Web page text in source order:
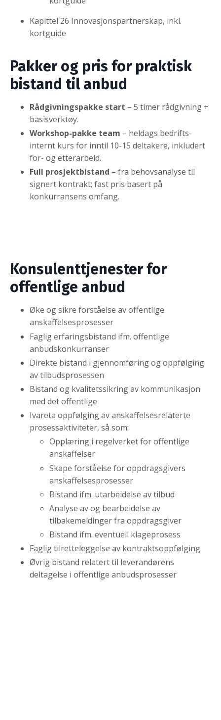
Kapittel 26 Innovasjonspartnerskap, inkl.
kortguide
Pakker og pris for praktisk
bistand til anbud
Rådgivningspakke start – 5 timer rådgivning +
basisverktøy.
Workshop-pakke team – heldags bedrifts­
internt kurs for inntil 10-15 deltakere, inkludert
for- og etterarbeid.
Full prosjektbistand – fra behovsanalyse til
signert kontrakt; fast pris basert på
konkurransens omfang.
Konsulenttjenester for
offentlige anbud
Øke og sikre forståelse av offentlige
anskaffelsesprosesser
Faglig erfaringsbistand ifm. offentlige
anbudskonkurranser
Direkte bistand i gjennomføring og oppfølging
av tilbudsprosessen
Bistand og kvalitetssikring av kommunikasjon
med det offentlige
Ivareta oppfølging av anskaffelsesrelaterte
prosessaktiviteter, så som:
Opplæring i regelverket for offentlige
anskaffelser
Skape forståelse for oppdragsgivers
anskaffelsesprosesser
Bistand ifm. utarbeidelse av tilbud
Analyse av og bearbeidelse av
tilbakemeldinger fra oppdragsgiver
Bistand ifm. eventuell klageprosess
Faglig tilretteleggelse av kontraktsoppfølging
Øvrig bistand relatert til leverandørens
deltagelse i offentlige anbudsprosesser